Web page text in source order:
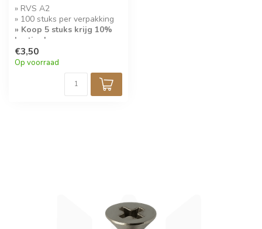
» RVS A2
» 100 stuks per verpakking
» Koop 5 stuks krijg 10%
korting!
€3,50
Op voorraad